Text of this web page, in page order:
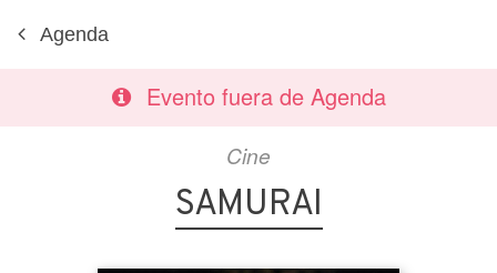
Agenda
Evento fuera de Agenda
Cine
SAMURAI